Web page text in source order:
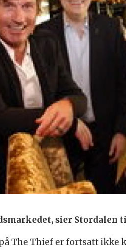
sier Stordalen
The Thief er fortsatt ikke